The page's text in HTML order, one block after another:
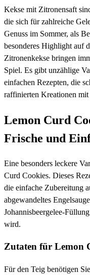
Kekse mit Zitronensaft
die sich für zahlreiche
Genuss im Sommer, als
besonderes Highlight auf
Zitronenkekse bringen
Spiel. Es gibt unzählige
einfachen Rezepten, die
raffinierten Kreationen mit
Lemon Curd
Frische und
Eine besonders leckere
Curd Cookies. Dieses
die einfache Zubereitung
abgewandeltes
Johannisbeergelee-
wird.
Zutaten für Lemon
Für den Teig benötigen